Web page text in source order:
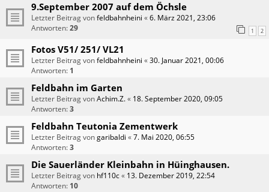
9.September 2007 auf dem Öchsle
Letzter Beitrag vonfeldbahnheini «6. März 2021, 23:06
Antworten:29 1 2
Fotos V51/ 251/ VL21
Letzter Beitrag vonfeldbahnheini «30. Januar 2021, 00:06
Antworten: 1
Feldbahn im Garten
Letzter Beitrag vonAchim.Z.« 18. September 2020, 09:05
Antworten:3
Feldbahn Teutonia Zementwerk
Letzter Beitrag vongaribaldi «7. Mai 2020, 06:55
Antworten:3
Die Sauerländer Kleinbahn in Hüinghausen.
Letzter Beitrag von hf110c« 13. Dezember 2019, 22:54
Antworten: 10